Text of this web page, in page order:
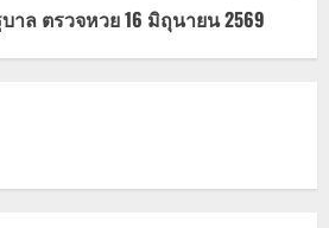
าล ตรวจหวย 16 มิถุนายน 2569